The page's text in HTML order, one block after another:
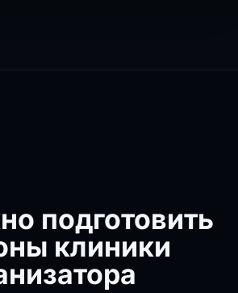
подготовить
клиники